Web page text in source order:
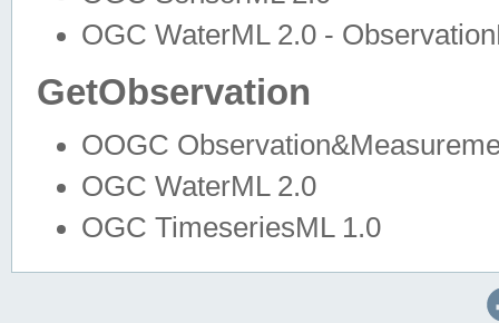
OGC WaterML 2.0 -
GetObservation
OOGC
OGC WaterML 2.0
OGC TimeseriesML 1.0